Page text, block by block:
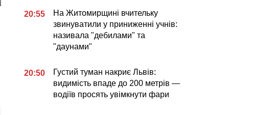
20:55
На Житомирщині вчительку
звинуватили у приниженні учнів:
називала "дебилами" та
"даунами"
20:50
Густий туман накриє Львів:
видимість впаде до 200 метрів —
водіїв просять увімкнути фари